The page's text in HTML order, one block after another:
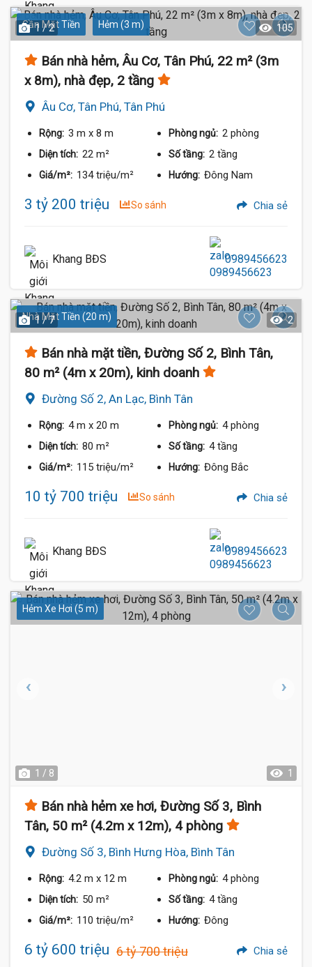
Gần Mặt Tiền Hẻm (3 m)
1 / 2 105
Bán nhà hẻm, Âu Cơ, Tân Phú, 22 m² (3m
x 8m), nhà đẹp, 2 tầng
Âu Cơ, Tân Phú, Tân Phú
Rộng: 3 m x 8 m Phòng ngủ: 2 phòng
Diện tích: 22 m² Số tầng: 2 tầng
Giá/m²: 134 triệu/m² Hướng: Đông Nam
3 tỷ 200 triệu So sánh Chia sẻ
Khang BĐS 0989456623
Nhà Mặt Tiền (20 m)
1 / 7 2
Bán nhà mặt tiền, Đường Số 2, Bình Tân,
80 m² (4m x 20m), kinh doanh
Đường Số 2, An Lạc, Bình Tân
Rộng: 4 m x 20 m Phòng ngủ: 4 phòng
Diện tích: 80 m² Số tầng: 4 tầng
Giá/m²: 115 triệu/m² Hướng: Đông Bắc
10 tỷ 700 triệu So sánh Chia sẻ
Khang BĐS 0989456623
Hẻm Xe Hơi (5 m)
1 / 8 1
Bán nhà hẻm xe hơi, Đường Số 3, Bình
Tân, 50 m² (4.2m x 12m), 4 phòng
Đường Số 3, Bình Hưng Hòa, Bình Tân
Rộng: 4.2 m x 12 m Phòng ngủ: 4 phòng
Diện tích: 50 m² Số tầng: 4 tầng
Giá/m²: 110 triệu/m² Hướng: Đông
6 tỷ 600 triệu 6 tỷ 700 triệu Chia sẻ